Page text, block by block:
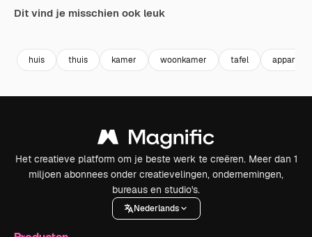
Dit vind je misschien ook leuk
huis thuis kamer woonkamer tafel
Het creatieve platform om je beste werk te creëren. Meer dan 1
miljoen abonnees onder creatievelingen, ondernemingen,
bureaus en studio's.
Nederlands